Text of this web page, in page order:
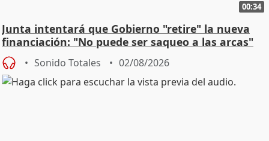
00:34
Junta intentará que Gobierno "retire" la nueva
financiación: "No puede ser saqueo a las arcas"
Sonido Totales 02/08/2026